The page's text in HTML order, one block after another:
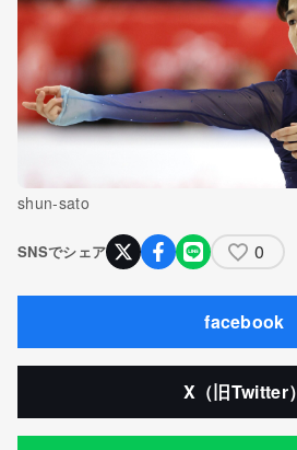
shun-sato
SNSでシェア 0
facebook
X（旧Twitter）